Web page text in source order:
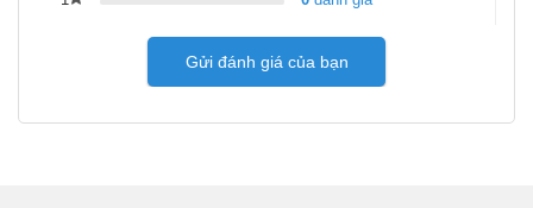
Gửi đánh giá của bạn